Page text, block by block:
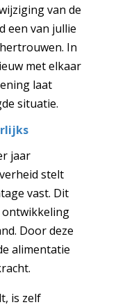
van de
een van jullie
In
met elkaar
laat
situatie.
jaar
stelt
vast. Dit
ontwikkeling
Door deze
alimentatie
is zelf